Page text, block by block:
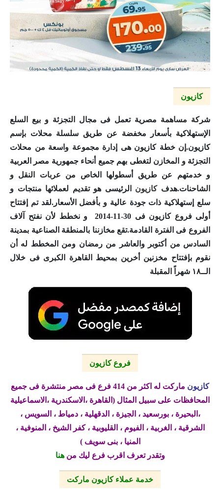
كازيون
شركة مساهمة مصرية تعمل فى مجال التجزئة و بيع السلع
الإستهلاكية بأسعار مخفضة عن طريق سلسلة محلات بإسم
كازيون.إن خطةكازيون هى إدارة مجموعة واسعة من محلات
التجزئة و المخازن لتغطى بهم جميع أنحاء جمهورية مصر العربية
و خدمتهم عن طريق أسطولها الخاص من عربات النقل و
الشاحنات.هدفكازيون الرئيسى هو تقديم لعملائها منتجات و
سلع إستهلاكية ذات جودة عالية و بأفضل الأسعار.لقد تم إفتتاح
أولى فروعكازيون
فى 30-11-2014 و نخطط لأن نفتح آلاف
الفروع فى الفترة القادمة.تقع مخازننا بالمنطقة الصناعية بمدينة
السادس من أكتوبر والعاشر من رمضان ومن المخطط له أن
نقوم بإفتتاح مخزنين أخرين بمحيط القاهرة الكبرى فى خلال
الــ١٨ شهراً المقبلة
فروع كازيون
كازيون
ماركت له اكثر من 414 فرع فى مصر منتشرة فى جميع
المحافظات على سبيل المثال (القاهرة ،الاسكندرية ،الاسماعيلية
،البحيرة ، بورسعيد ، الجيزة ، الدقهلية ، دمياط ، السويس ،
الشرقية ، الغربية ، الفيوم ، القليوبية ، كفر الشيخ ، المنوفية ،
المنيا ، بنى سويف )
وتقدر تعرف اقرب فرع ليك من هنا
خدمة عملاء كازيون ماركت